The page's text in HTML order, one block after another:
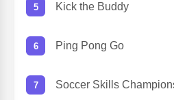
Kick the Buddy
Ping Pong Go
Soccer Skills